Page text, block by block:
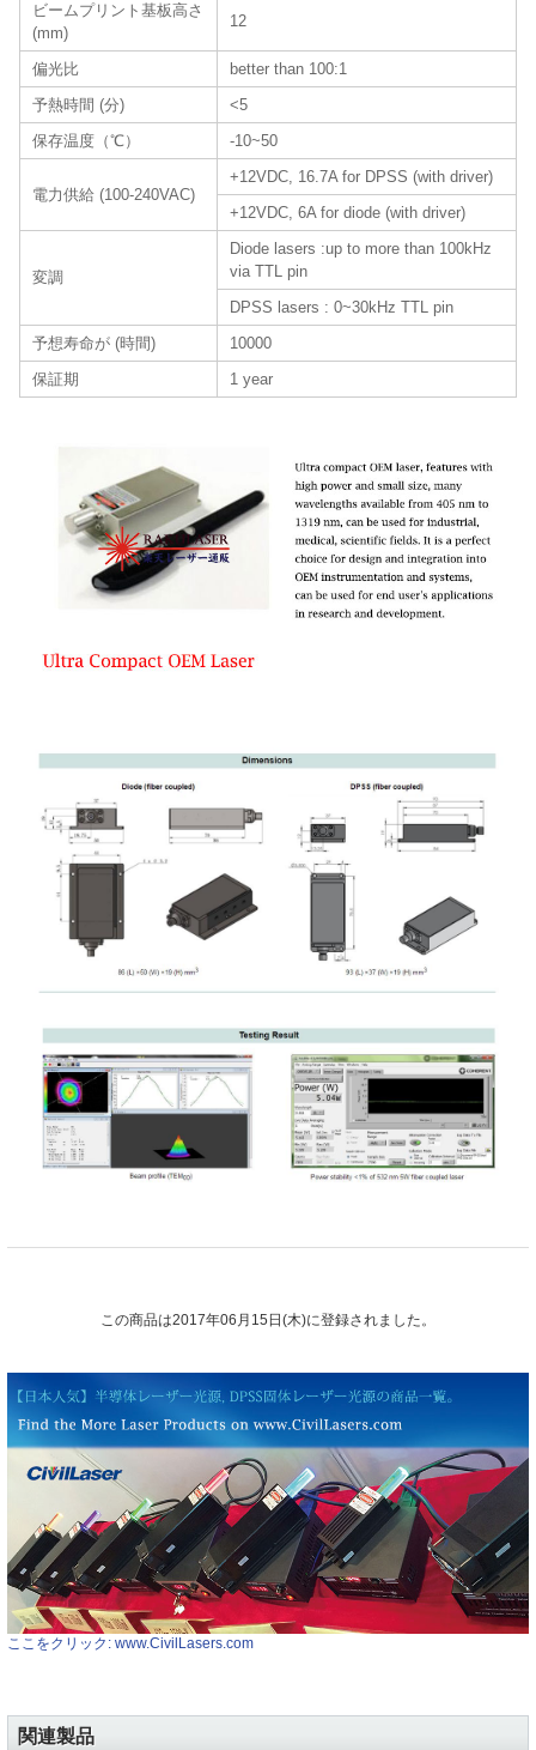
ビームプリント基板高さ
(mm)
12
偏光比
better than 100:1
予熱時間 (分)
<5
保存温度（℃）
-10~50
電力供給 (100-240VAC)
+12VDC, 16.7A for DPSS (with driver)
+12VDC, 6A for diode (with driver)
変調
Diode lasers :up to more than 100kHz
via TTL pin
DPSS lasers : 0~30kHz TTL pin
予想寿命が (時間)
10000
保証期
1 year
この商品は2017年06月15日(木)に登録されました。
ここをクリック: www.CivilLasers.com
関連製品